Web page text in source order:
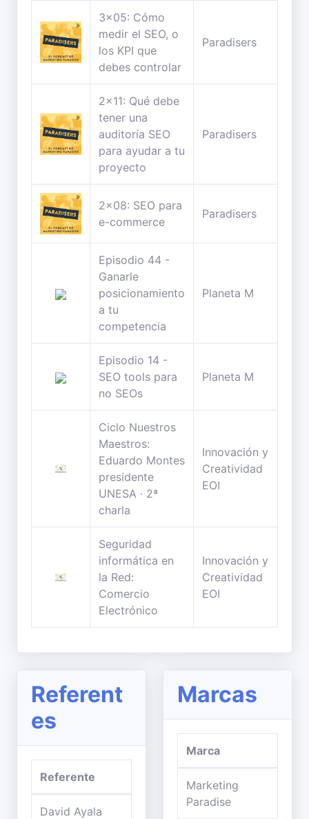
3x05: Cómo
medir el SEO, o
los KPI que
debes controlar
Paradisers
2x11: Qué debe
tener una
auditoría SEO
para ayudar a tu
proyecto
Paradisers
2x08: SEO para
e-commerce
Paradisers
Episodio 44 -
Ganarle
posicionamiento
a tu
competencia
Planeta M
Episodio 14 -
SEO tools para
no SEOs
Planeta M
Ciclo Nuestros
Maestros:
Eduardo Montes
presidente
UNESA · 2ª
charla
Innovación y
Creatividad
EOI
Seguridad
informática en
la Red:
Comercio
Electrónico
Innovación y
Creatividad
EOI
Referent
es
Referente
David Ayala
Marcas
Marca
Marketing
Paradise